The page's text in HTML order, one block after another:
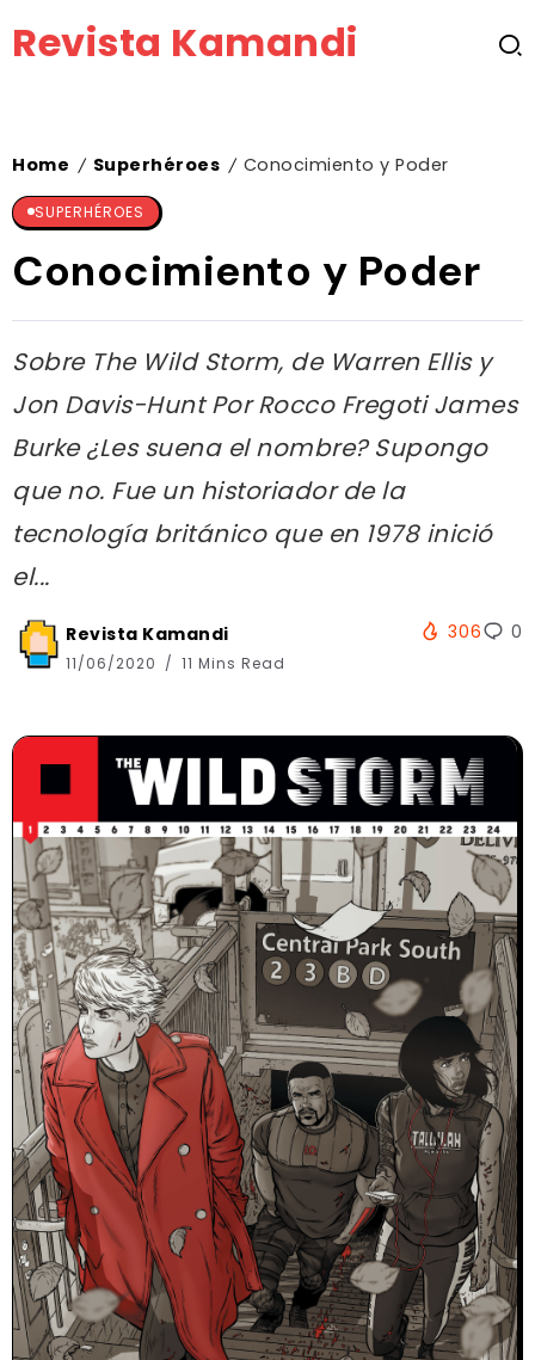
Revista Kamandi
Home / Superhéroes / Conocimiento y Poder
SUPERHÉROES
Conocimiento y Poder
Sobre The Wild Storm, de Warren Ellis y
Jon Davis-Hunt Por Rocco Fregoti James
Burke ¿Les suena el nombre? Supongo
que no. Fue un historiador de la
tecnología británico que en 1978 inició
el...
Revista Kamandi
11/06/2020 11 Mins Read
306 0